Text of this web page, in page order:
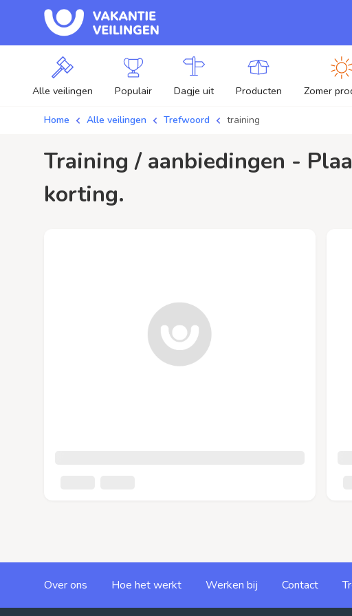
Alle veilingen Populair Dagje uit Producten Zomer
Home Alle veilingen Trefwoord training
training / aanbiedingen - Plaats je bod op training veilingen en profiteer van
korting.
Over ons Hoe het werkt Werken bij Contact